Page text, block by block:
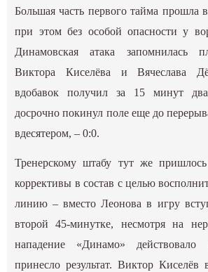
Большая часть первого тайма прошла
при этом без особой опасности у
Динамовская атака запомнилась
Виктора Киселёва и Вячеслава
вдобавок получил за 15 минут
досрочно покинул поле еще до
вдесятером, – 0:0.
Тренерскому штабу тут же
коррективы в состав с целью
линию – вместо Леонова в игру
второй 45-минутке, несмотря на
нападение «Динамо»
принесло результат. Виктор Киселёв